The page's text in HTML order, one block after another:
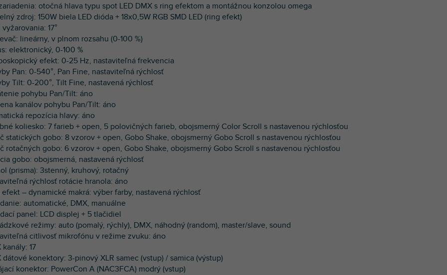
otočná hlava typu spot LED DMX s ring efektom a montážnou konzolou omega
zdroj: 150W biela LED dióda + 18x0,5W RGB SMD LED (ring efekt)
17°
lineárny, v plnom rozsahu (0-100 %)
elektronický, 0-100 %
efekt: 0-25 Hz, nastaviteľná frekvencia
Pan: 0-540°, Pan Fine, nastaviteľná rýchlosť
Tilt: 0-200°, Tilt Fine, nastavená rýchlosť
pohybu Pan/Tilt: áno
kanálov pohybu Pan/Tilt: áno
repozícia hlavy: áno
koliesko: 7 farieb + open, 5 polovičných farieb, obojsmerný Color Scroll s nastavenou rýchlosťou
statických gobo: 8 vzorov + open, Gobo Shake, obojsmerný Gobo Scroll s nastavenou rýchlosťou
rotačných gobo: 6 vzorov + open, Gobo Shake, obojsmerný Gobo Scroll s nastavenou rýchlosťou
gobo: obojsmerná, nastavená rýchlosť
(prisma): 3stenný, kruhový, rotačný
rýchlosť rotácie hranola: áno
efekt – dynamické makrá: výber farby, nastavená rýchlosť
automatické, DMX, manuálne
panel: LCD displej + 5 tlačidiel
režimy: auto (pomalý, rýchly), DMX, náhodný (random), master/slave, sound
citlivosť mikrofónu v režime zvuku: áno
kanály: 17
dátové konektory: 3-pinový XLR samec (vstup) / samica (výstup)
konektor: PowerCon A (NAC3FCA) modrý (vstup)